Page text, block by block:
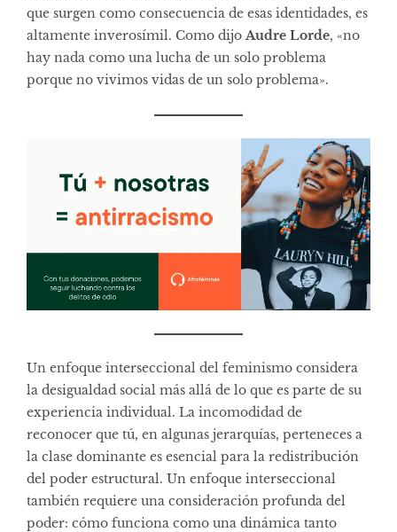
que surgen como consecuencia de esas identidades, es
altamente inverosímil. Como dijoAudre Lorde, «no
hay nada como una lucha de un solo problema
porque no vivimos vidas de un solo problema».
Un enfoque interseccional del feminismo considera
la desigualdad social más allá de lo que es parte de su
experiencia individual. La incomodidad de
reconocer que tú, en algunas jerarquías, perteneces a
la clase dominante es esencial para la redistribución
del poder estructural. Un enfoque interseccional
también requiere una consideración profunda del
poder: cómo funciona como una dinámica tanto